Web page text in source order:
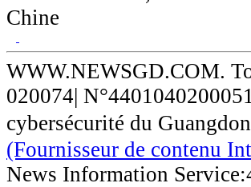
Chine
WWW.NEWSGD.COM.
020074|
cybersécurité du
(Fournisseur de contenu
News Information